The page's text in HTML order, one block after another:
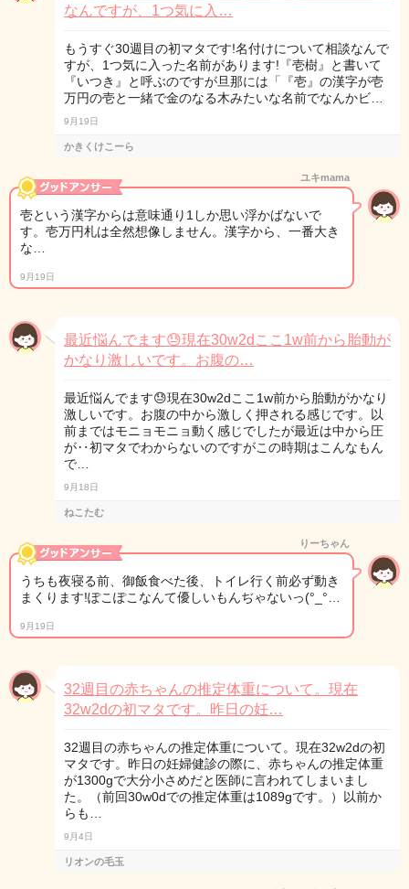
なんですが、1つ気に入…
もうすぐ30週目の初マタです!名付けについて相談なんで
すが、1つ気に入った名前があります!『壱樹』と書いて
『いつき』と呼ぶのですが旦那には「『壱』の漢字が壱
万円の壱と一緒で金のなる木みたいな名前でなんかビ…
9月19日
かきくけこーら
ユキmama
壱という漢字からは意味通り1しか思い浮かばないで
す。壱万円札は全然想像しません。漢字から、一番大き
な…
9月19日
最近悩んでます😓現在30w2dここ1w前から胎動が
かなり激しいです。お腹の…
最近悩んでます😓現在30w2dここ1w前から胎動がかなり
激しいです。お腹の中から激しく押される感じです。以
前まではモニョモニョ動く感じでしたが最近は中から圧
が‥初マタでわからないのですがこの時期はこんなもん
で…
9月18日
ねこたむ
りーちゃん
うちも夜寝る前、御飯食べた後、トイレ行く前必ず動き
まくります!ぽこぽこなんて優しいもんぢゃないっ(°_°…
9月19日
32週目の赤ちゃんの推定体重について。現在
32w2dの初マタです。昨日の妊…
32週目の赤ちゃんの推定体重について。現在32w2dの初
マタです。昨日の妊婦健診の際に、赤ちゃんの推定体重
が1300gで大分小さめだと医師に言われてしまいまし
た。（前回30w0dでの推定体重は1089gです。）以前か
らも…
9月4日
リオンの毛玉